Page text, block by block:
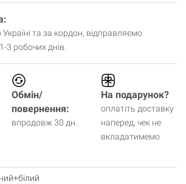
та за кордон, відправляємо
3 робочих днів.
Обмін/
повернення:
впродовж 30 дн.
На подарунок?
оплатіть доставку
наперед, чек не
вкладатимемо